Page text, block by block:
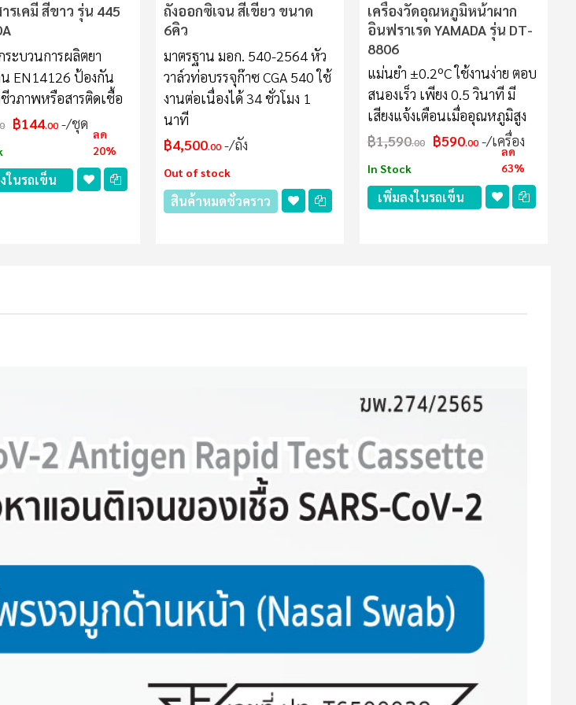
รเคมี สีขาว รุ่น 445
ระบวนการผลิตยา
น EN14126 ป้องกัน
ชีวภาพหรือสารติดเชื้อ
฿144.00 /ชุด
ลด
20%
ในรถเข็น
ถังออกซิเจน สีเขียว ขนาด
6คิว
มาตรฐาน มอก. 540-2564 หัว
วาล์วท่อบรรจุก๊าซ CGA 540 ใช้
งานต่อเนื่องได้ 34 ชั่วโมง 1
นาที
฿4,500.00 /ถัง
Out of stock
สินค้าหมดชั่วคราว
เครื่องวัดอุณหภูมิหน้าผาก
อินฟราเรด YAMADA รุ่น DT-
8806
แม่นยำ ±0.2ºC ใช้งานง่าย ตอบ
สนองเร็ว เพียง 0.5 วินาที มี
เสียงแจ้งเตือนเมื่ออุณหภูมิสูง
฿1,590.00 ฿590.00 /เครื่อง
In Stock
ลด
63%
เพิ่มลงในรถเข็น